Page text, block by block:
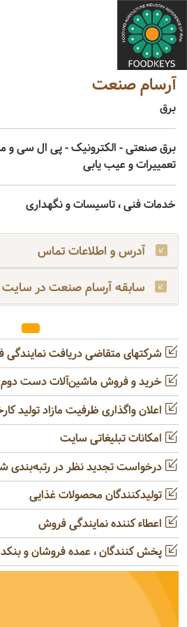
آرسام صنعت
برق
برق صنعتی - الکترونیک - پی ال سی و
تعمییرات و عیب یابی
خدمات فنی ، تاسیسات و نگهداری
آدرس و اطلاعات تماس
سابقه آرسام صنعت در
شرکتهای متقاضی دریافت
خرید و فروش ماشین‌آلات دست دوم
اعلان واگذاری ظرفیت مازاد تولید
امکانات تبلیغاتی سایت
درخواست تجدید نظر در رتبه‌بندی
تولیدکنندگان محصولات غذایی
اعطاء کننده نمایندگی فروش
پخش کنندگان ، عمده فروشان و